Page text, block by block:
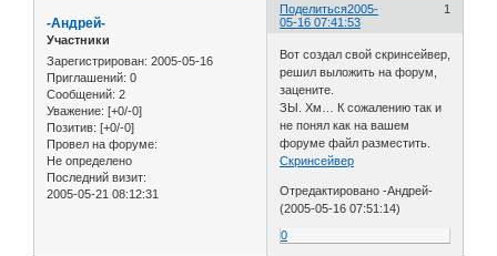
Поделиться 1
2005-
05-16 07:41:53
-Андрей-
Участники
Зарегистрирован: 2005-05-16
Приглашений: 0
Сообщений: 2
Уважение: [+0/-0]
Позитив: [+0/-0]
Провел на форуме:
Не определено
Последний визит:
2005-05-21 08:12:31
Вот создал свой скринсейвер,
решил выложить на форум,
зацените.
ЗЫ. Хм… К сожалению так и
не понял как на вашем
форуме файл разместить.
Скринсейвер
Отредактировано -Андрей-
(2005-05-16 07:51:14)
0